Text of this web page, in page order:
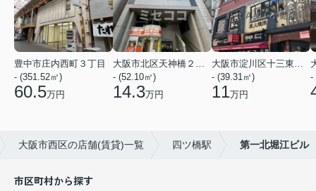
豊中市庄内西町３丁目
- (351.52㎡)
60.5万円
大阪市北区天神橋２丁目
- (52.10㎡)
14.3万円
大阪市淀川区十三東２丁目
- (39.31㎡)
11万円
-
大阪市西区の店舗(賃貸)一覧 四ツ橋駅 第一北堀江ビル
市区町村から探す